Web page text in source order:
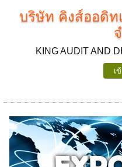
บริษัท คิงส์ออดิท
KING AUDIT AND
เ